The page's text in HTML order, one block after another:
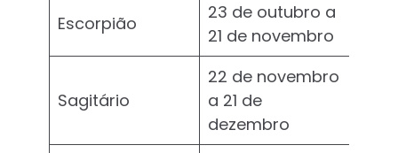
Escorpião
23 de outubro a
21 de novembro
Sagitário
22 de novembro
a 21 de
dezembro